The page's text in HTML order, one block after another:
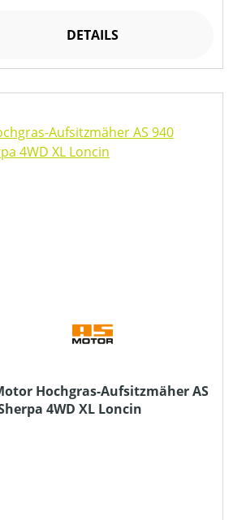
DETAILS
Hochgras-Aufsitzmäher AS
4WD XL Loncin